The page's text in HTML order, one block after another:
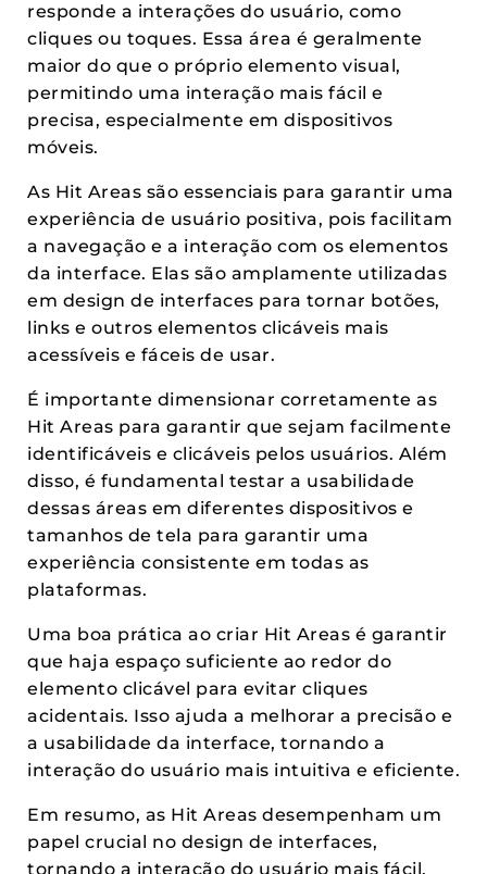
responde a interações do usuário, como
cliques ou toques. Essa área é geralmente
maior do que o próprio elemento visual,
permitindo uma interação mais fácil e
precisa, especialmente em dispositivos
móveis.
As Hit Areas são essenciais para garantir uma
experiência de usuário positiva, pois facilitam
a navegação e a interação com os elementos
da interface. Elas são amplamente utilizadas
em design de interfaces para tornar botões,
links e outros elementos clicáveis mais
acessíveis e fáceis de usar.
É importante dimensionar corretamente as
Hit Areas para garantir que sejam facilmente
identificáveis e clicáveis pelos usuários. Além
disso, é fundamental testar a usabilidade
dessas áreas em diferentes dispositivos e
tamanhos de tela para garantir uma
experiência consistente em todas as
plataformas.
Uma boa prática ao criar Hit Areas é garantir
que haja espaço suficiente ao redor do
elemento clicável para evitar cliques
acidentais. Isso ajuda a melhorar a precisão e
a usabilidade da interface, tornando a
interação do usuário mais intuitiva e eficiente.
Em resumo, as Hit Areas desempenham um
papel crucial no design de interfaces,
tornando a interação do usuário mais fácil,